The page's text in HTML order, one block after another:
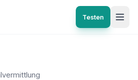
Testen